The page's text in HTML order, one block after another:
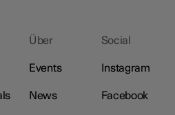
Über
Events
News
Social
Instagram
Facebook